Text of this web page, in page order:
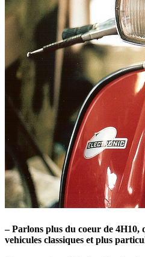
– Parlons plus du coeur de 4H10,
vehicules classiques et plus